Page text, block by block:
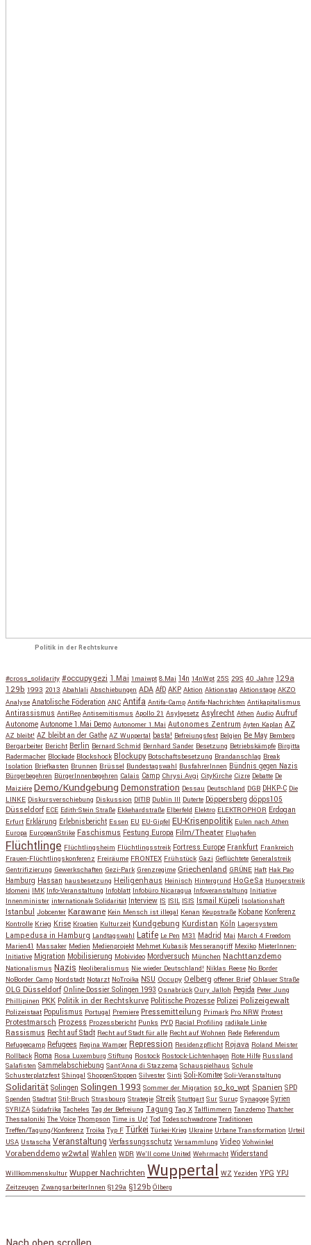
Politik in der Rechtskurve
#cross_solidarity #occupygezi 1.Mai 1maiwpt 8.Mai 14n 14nWpt 25S 29S 40 Jahre 129a
129b 1993 2013 Abahlali Abschiebungen ADA AfD AKP Aktion Aktionstag Aktionstage AKZO
Analyse Anatolische Föderation ANC Antifa Antifa-Camp Antifa-Nachrichten Antikapitalismus
Antirassismus AntiRep Antisemitismus Apollo 21 Asylgesetz Asylrecht Athen Audio Aufruf
Autonome Autonome 1.Mai Demo Autonomer 1.Mai Autonomes Zentrum Ayten Kaplan AZ
AZ bleibt! AZ bleibt an der Gathe AZ Wuppertal basta! Befreiungsfest Belgien Be May Bemberg
Bergarbeiter Bericht Berlin Bernard Schmid Bernhard Sander Besetzung Betriebskämpfe Birgitta
Radermacher Blockade Blockshock Blockupy Botschaftsbesetzung Brandanschlag Break
Isolation Briefkasten Brunnen Brüssel Bundestagswahl BusfahrerInnen Bündnis gegen Nazis
Bürgerbegehren BürgerInnenbegehren Calais Camp Chrysi Avgi CityKirche Cizre Debatte De
Maiziére Demo/Kundgebung Demonstration Dessau Deutschland DGB DHKP-C Die
LINKE Diskursverschiebung Diskussion DITIB Dublin III Duterte Döppersberg döpps105
Düsseldorf ECE Edith-Stein Straße Ekkehardstraße Elberfeld Elektro ELEKTROPHOR Erdogan
Erfurt Erklärung Erlebnisbericht Essen EU EU-Gipfel EU-Krisenpolitik Eulen nach Athen
Europa EuropeanStrike Faschismus Festung Europa Film/Theater Flughafen
Flüchtlinge Flüchtlingsheim Flüchtlingsstreik Fortress Europe Frankfurt Frankreich
Frauen-Flüchtlingskonferenz Freiräume FRONTEX Frühstück Gazi Geflüchtete Generalstreik
Gentrifizierung Gewerkschaften Gezi-Park Grenzregime Griechenland GRÜNE Haft Hak Pao
Hamburg Hassan hausbesetzung Heiligenhaus Heinisch Hintergrund HoGeSa Hungerstreik
Idomeni IMK Info-Veranstaltung Infoblatt Infobüro Nicaragua Infoveranstaltung Initiative
Innenminister internationale Solidarität Interview IS ISIL ISIS Ismail Küpeli Isolationshaft
Istanbul Jobcenter Karawane Kein Mensch ist illegal Kenan Keupstraße Kobane Konferenz
Kontrolle Krieg Krise Kroatien Kulturzeit Kundgebung Kurdistan Köln Lagersystem
Lampedusa in Hamburg Landtagswahl Latife Le Pen M31 Madrid Mai March 4 Freedom
Marien41 Massaker Medien Medienprojekt Mehmet Kubasik Messerangriff Mexiko MieterInnen-
Initiative Migration Mobilisierung Mobivideo Mordversuch München Nachttanzdemo
Nationalismus Nazis Neoliberalismus Nie wieder Deutschland! Niklas Reese No Border
NoBorder Camp Nordstadt Notarzt NoTroika NSU Occupy Oelberg offener Brief Ohlauer Straße
OLG Düsseldorf Online-Dossier Solingen 1993 Osnabrück Oury Jalloh Pegida Peter Jung
Phillipinen PKK Politik in der Rechtskurve Politische Prozesse Polizei Polizeigewalt
Polizeistaat Populismus Portugal Premiere Pressemitteilung Primark Pro NRW Protest
Protestmarsch Prozess Prozessbericht Punks PYD Racial Profiling radikale Linke
Rassismus Recht auf Stadt Recht auf Stadt für alle Recht auf Wohnen Rede Referendum
Refugeecamp Refugees Regina Wamper Repression Residenzpflicht Rojava Roland Meister
Rollback Roma Rosa Luxemburg Stiftung Rostock Rostock-Lichtenhagen Rote Hilfe Russland
Salafisten Sammelabschiebung Sant'Anna di Stazzema Schauspielhaus Schule
Schusterplatzfest Shingal ShoppenStoppen Silvester Sinti Soli-Komitee Soli-Veranstaltung
Solidarität Solingen Solingen 1993 Sommer der Migration so_ko_wpt Spanien SPD
Spenden Stadtrat Stil-Bruch Strasbourg Strategie Streik Stuttgart Sur Suruç Synagoge Syrien
SYRIZA Südafrika Tacheles Tag der Befreiung Tagung Tag X Talflimmern Tanzdemo Thatcher
Thessaloniki The Voice Thompson Time is Up! Tod Todesschwadrone Traditionen
Treffen/Tagung/Konferenz Troika Typ F Türkei Türkei-Krieg Ukraine Urbane Transformation Urteil
USA Ustascha Veranstaltung Verfassungsschutz Versammlung Video Vohwinkel
Vorabenddemo w2wtal Wahlen WDR We'll come United Wehrmacht Widerstand
Willkommenskultur Wupper Nachrichten Wuppertal WZ Yeziden YPG YPJ
Zeitzeugen ZwangsarbeiterInnen §129a §129b Ölberg